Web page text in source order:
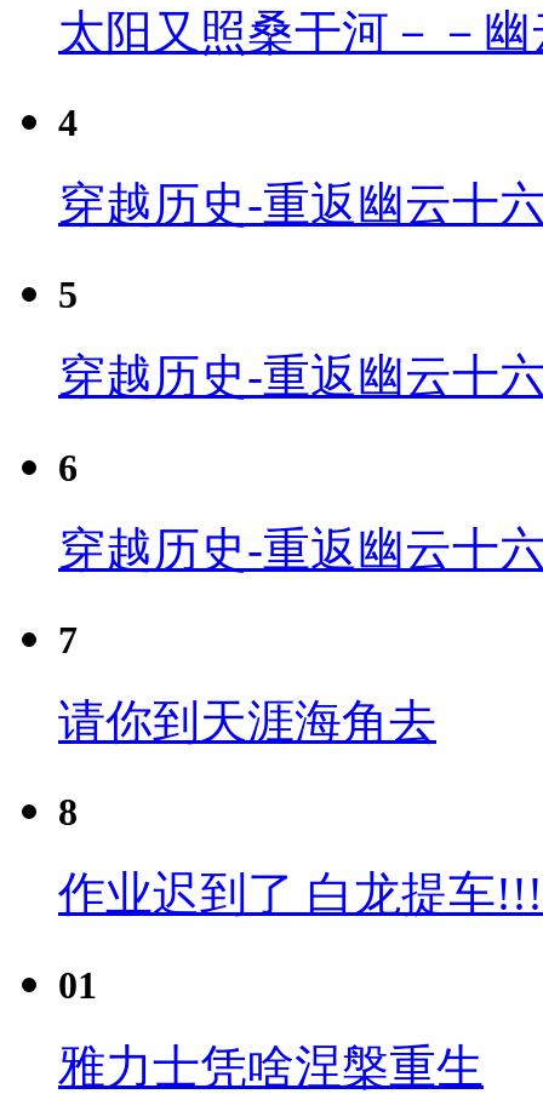
太阳又照桑干河－－
4
穿越历史-重返幽云十
5
穿越历史-重返幽云十
6
穿越历史-重返幽云十
7
请你到天涯海角去
8
作业迟到了 白龙提车
01
雅力士凭啥涅槃重生